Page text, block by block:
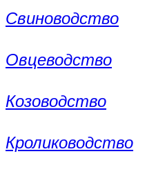
Свиноводство
Овцеводство
Козоводство
Кролиководство